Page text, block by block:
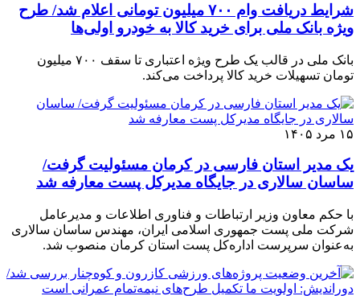
شرایط دریافت وام ۷۰۰ میلیون تومانی اعلام شد/ طرح
ویژه بانک ملی برای خرید کالا به خودرو اولی‌ها
بانک ملی در قالب یک طرح ویژه اعتباری تا سقف ۷۰۰ میلیون
تومان تسهیلات خرید کالا پرداخت می‌کند.
۱۵ مرد ۱۴۰۵
یک مدیر استان فارسی در کرمان مسئولیت گرفت/
ساسان سالاری در جایگاه مدیرکل پست معارفه شد
با حکم معاون وزیر ارتباطات و فناوری اطلاعات و مدیرعامل
شرکت ملی پست جمهوری اسلامی ایران، مهندس ساسان سالاری
به‌عنوان سرپرست اداره‌کل پست استان کرمان منصوب شد.